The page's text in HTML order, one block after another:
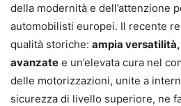
della modernità e dell’attenzione
automobilisti europei. Il recente
qualità storiche: ampia
avanzate e un’elevata cura nel
delle motorizzazioni, unite a
sicurezza di livello superiore, ne